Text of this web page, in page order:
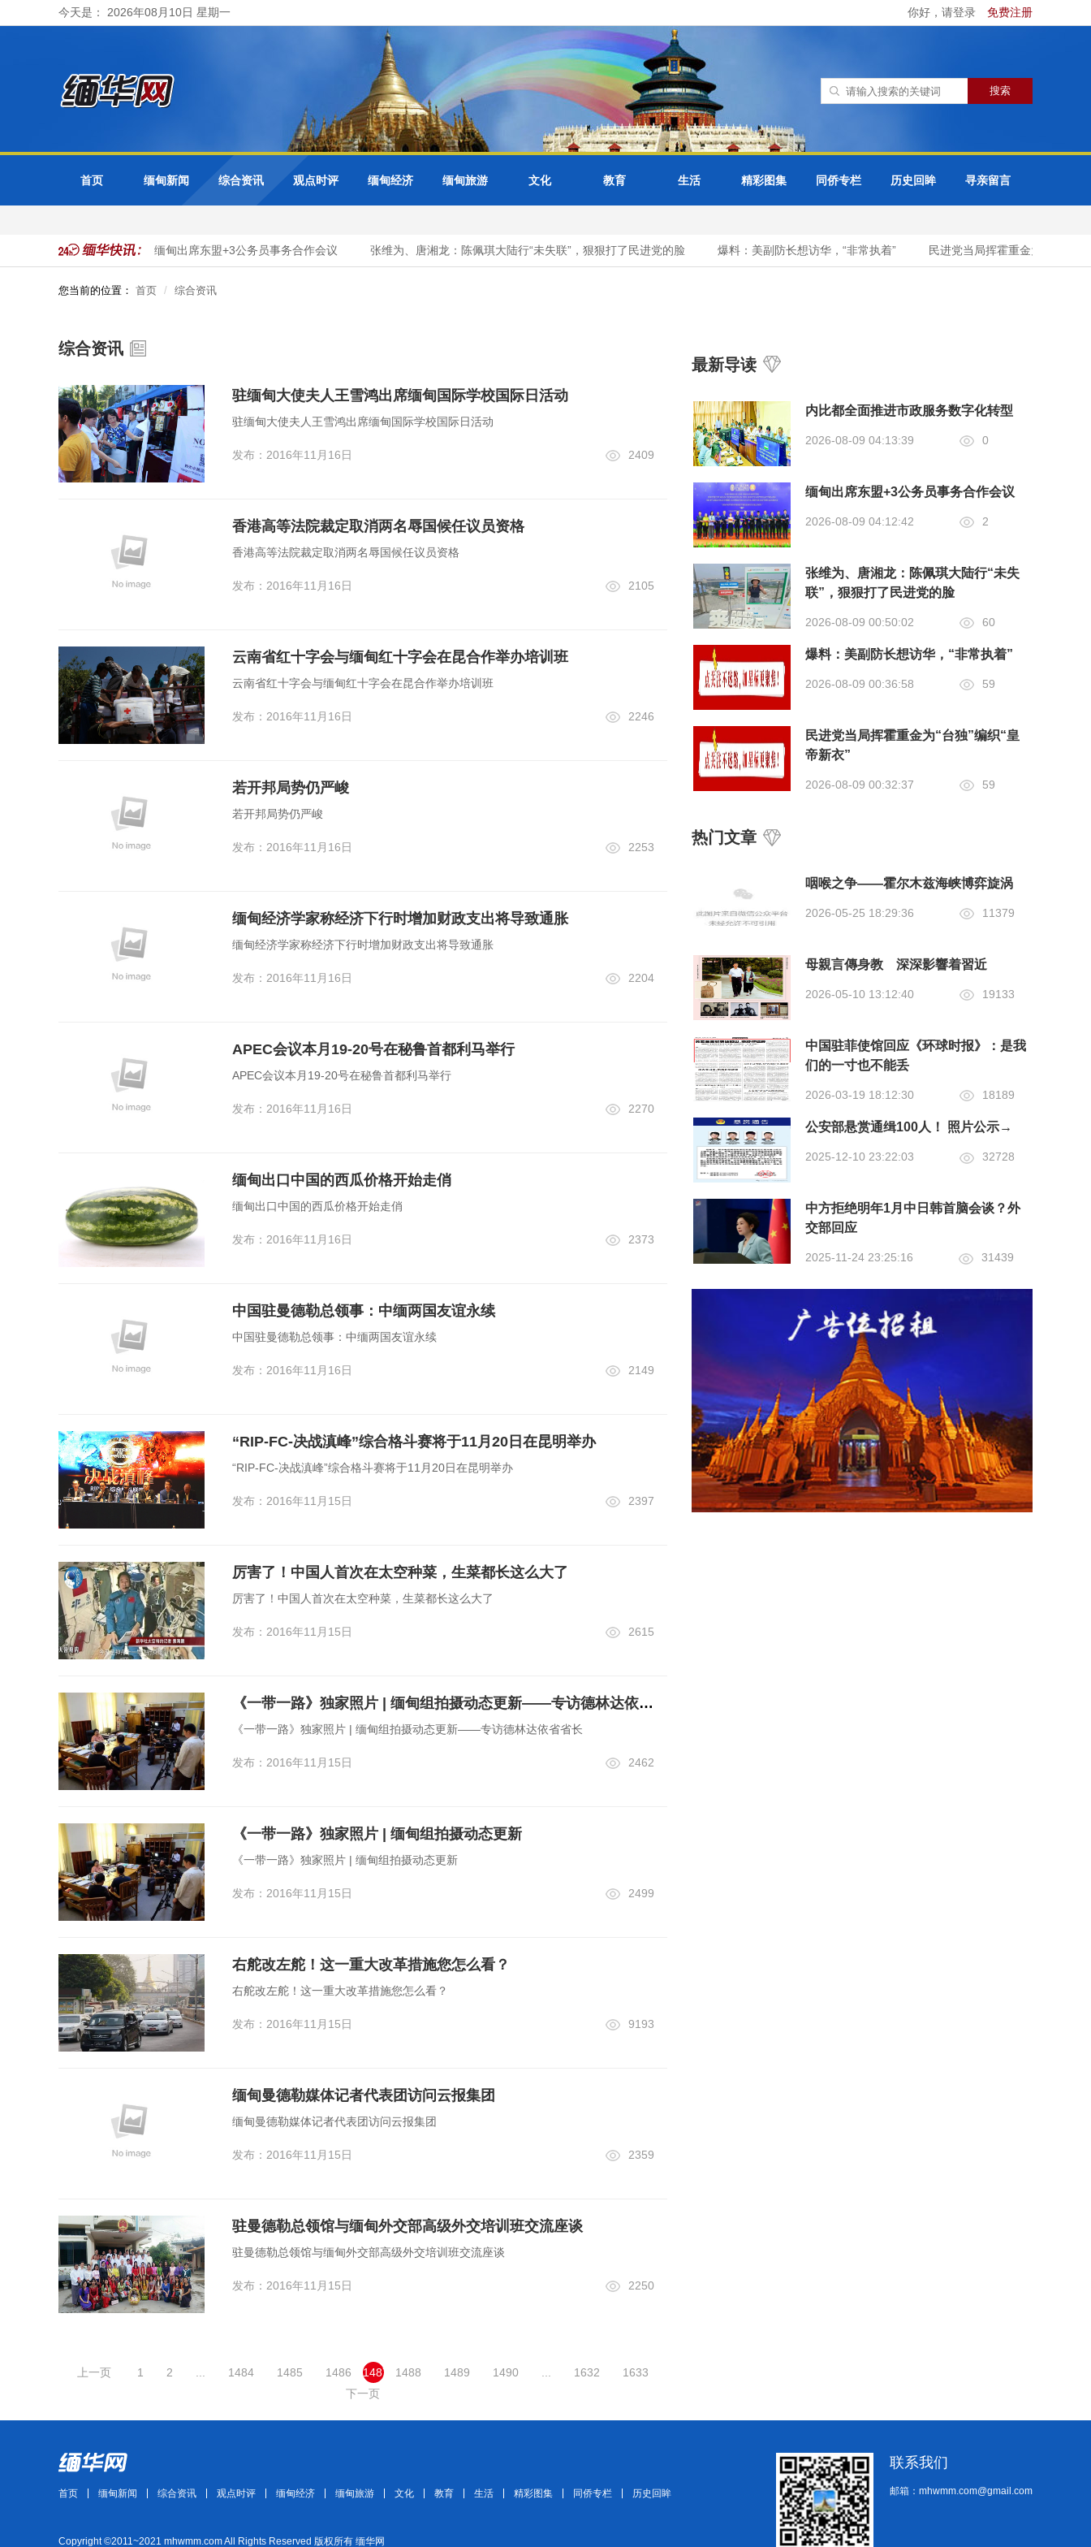
今天是： 2026年08月10日 星期一 你好，请登录 免费注册
首页 缅甸新闻 综合资讯 观点时评 缅甸经济 缅甸旅游 文化 教育 生活 精彩图集 同侨专栏 历史回眸 寻亲留言
市政服务数字化转型 缅甸出席东盟+3公务员事务合作会议 张维为、唐湘龙：陈佩琪大陆行“未失联”，狠狠打了民进党的脸 爆料：美副防长想访华，“非常执着” 民进党当局挥霍重金为“台独”编织“
您当前的位置： 首页 综合资讯
综合资讯
驻缅甸大使夫人王雪鸿出席缅甸国际学校国际日活动
驻缅甸大使夫人王雪鸿出席缅甸国际学校国际日活动
发布：2016年11月16日 2409
香港高等法院裁定取消两名辱国候任议员资格
香港高等法院裁定取消两名辱国候任议员资格
发布：2016年11月16日 2105
云南省红十字会与缅甸红十字会在昆合作举办培训班
云南省红十字会与缅甸红十字会在昆合作举办培训班
发布：2016年11月16日 2246
若开邦局势仍严峻
若开邦局势仍严峻
发布：2016年11月16日 2253
缅甸经济学家称经济下行时增加财政支出将导致通胀
缅甸经济学家称经济下行时增加财政支出将导致通胀
发布：2016年11月16日 2204
APEC会议本月19-20号在秘鲁首都利马举行
APEC会议本月19-20号在秘鲁首都利马举行
发布：2016年11月16日 2270
缅甸出口中国的西瓜价格开始走俏
缅甸出口中国的西瓜价格开始走俏
发布：2016年11月16日 2373
中国驻曼德勒总领事：中缅两国友谊永续
中国驻曼德勒总领事：中缅两国友谊永续
发布：2016年11月16日 2149
“RIP-FC-决战滇峰”综合格斗赛将于11月20日在昆明举办
“RIP-FC-决战滇峰”综合格斗赛将于11月20日在昆明举办
发布：2016年11月15日 2397
厉害了！中国人首次在太空种菜，生菜都长这么大了
厉害了！中国人首次在太空种菜，生菜都长这么大了
发布：2016年11月15日 2615
《一带一路》独家照片 | 缅甸组拍摄动态更新——专访德林达依省省长
《一带一路》独家照片 | 缅甸组拍摄动态更新——专访德林达依省省长
发布：2016年11月15日 2462
《一带一路》独家照片 | 缅甸组拍摄动态更新
《一带一路》独家照片 | 缅甸组拍摄动态更新
发布：2016年11月15日 2499
右舵改左舵！这一重大改革措施您怎么看？
右舵改左舵！这一重大改革措施您怎么看？
发布：2016年11月15日 9193
缅甸曼德勒媒体记者代表团访问云报集团
缅甸曼德勒媒体记者代表团访问云报集团
发布：2016年11月15日 2359
驻曼德勒总领馆与缅甸外交部高级外交培训班交流座谈
驻曼德勒总领馆与缅甸外交部高级外交培训班交流座谈
发布：2016年11月15日 2250
上一页 1 2 1484 1485 1486 1487 1488 1489 1490 1632
1633
下一页
最新导读
内比都全面推进市政服务数字化转型
2026-08-09 04:13:39 0
缅甸出席东盟+3公务员事务合作会议
2026-08-09 04:12:42 2
张维为、唐湘龙：陈佩琪大陆行“未失
联”，狠狠打了民进党的脸
2026-08-09 00:50:02 60
爆料：美副防长想访华，“非常执着”
2026-08-09 00:36:58 59
民进党当局挥霍重金为“台独”编织“皇
帝新衣”
2026-08-09 00:32:37 59
热门文章
咽喉之争——霍尔木兹海峡博弈旋涡
2026-05-25 18:29:36 11379
母親言傳身教 深深影響着習近
2026-05-10 13:12:40 19133
中国驻菲使馆回应《环球时报》：是我
们的一寸也不能丢
2026-03-19 18:12:30 18189
公安部悬赏通缉100人！ 照片公示→
2025-12-10 23:22:03 32728
中方拒绝明年1月中日韩首脑会谈？外
交部回应
2025-11-24 23:25:16 31439
首页 缅甸新闻 综合资讯 观点时评 缅甸经济 缅甸旅游 文化 教育 生活 精彩图集 同侨专栏 历史回眸
Copyright ©2011~2021 mhwmm.com All Rights Reserved 版权所有 缅华网
联系我们
邮箱：mhwmm.com@gmail.com